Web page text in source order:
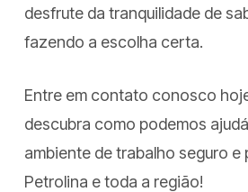
desfrute da tranquilidade de
fazendo a escolha certa.
Entre em contato conosco
descubra como podemos
ambiente de trabalho seguro e
Petrolina e toda a região!